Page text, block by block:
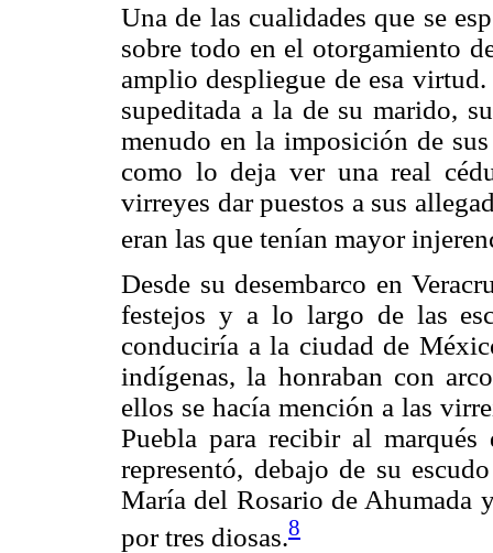
Una de las cualidades que se
sobre todo en el otorgamiento
amplio despliegue de esa
supeditada a la de su marido,
menudo en la imposición de
como lo deja ver una real
virreyes dar puestos a sus
eran las que tenían mayor
Desde su desembarco en
festejos y a lo largo de las
conduciría a la ciudad de
indígenas, la honraban con
ellos se hacía mención a las
Puebla para recibir al
representó, debajo de su
María del Rosario de Ahumada
por tres diosas.8